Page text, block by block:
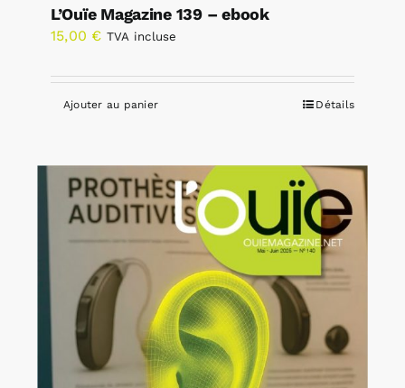
L’Ouïe Magazine 139 – ebook
15,00 € TVA incluse
Ajouter au panier Détails